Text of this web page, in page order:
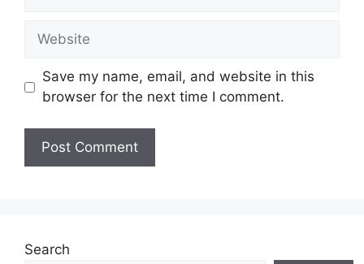
Website
Save my name, email, and website in this
browser for the next time I comment.
Search